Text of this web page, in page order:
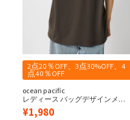
2点20％OFF、3点30%OFF、4
点40％OFF
ocean pacific
レディース バッグデザインメッ
セージ半袖Tシャツ
¥1,980